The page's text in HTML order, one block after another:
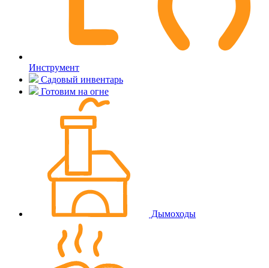
Инструмент
Садовый инвентарь
Готовим на огне
Дымоходы